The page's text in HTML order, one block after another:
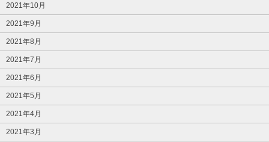
2021年10月
2021年9月
2021年8月
2021年7月
2021年6月
2021年5月
2021年4月
2021年3月